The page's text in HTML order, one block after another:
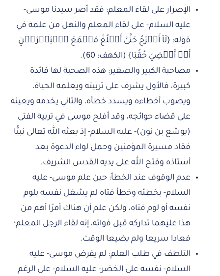
الإصرار على لقاء المعلم: فقد أصر سيدنا موسى-
عليه السلام- على لقاء المعلم والنهل من علمه في
قوله: {لَآ أَبۡرَحُ حَتَّىٰٓ أَبۡلُغَ مَجۡمَعَ ٱلۡبَحۡرَيۡنِ
أَوۡ أَمۡضِيَ حُقُبَا} (الكهف: 60).
مصاحبة الكبير والصغير: هذه الصحبة لها فائدة
كبيرة، فالأول يشرف على تربيته ويعلمه الحياة،
ويصوب أخطاءه ويسدد خطأه، والثاني يخدمه ويعينه
على قضاء حوائجه، وقد أفلح موسى في تربية الفتى
(يوشع بن نون)- عليه السلام- إذ بعثه الله تعالى نبيًّا
فقاد مسيرة المؤمنين وحمل لواء الدعوة بعد
أستاذه وفتح الله على يديه القدس الشريف.
عدم الوقوف عند الخطأ: حين علم موسى- عليه
السلام- بخطئه وخطأ فتاه لم يشغل نفسه بلوم
نفسه أو لوم فتاه، ولكن علم أن هناك أمرًا أهم من
هذا عليهما تداركه قبل فواته، إنه لقاء الرجل المعلم؛
فعادا سريعا ولم يضيعا الوقت.
التلطف في طلب العلم: لم يفرض موسى- عليه
السلام- نفسه على الخضر- عليه السلام- على الرغم